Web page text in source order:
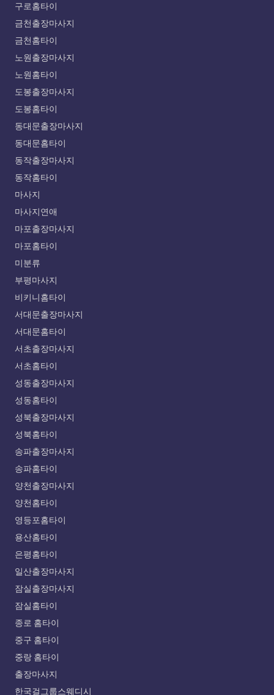
구로홈타이
금천출장마사지
금천홈타이
노원출장마사지
노원홈타이
도봉출장마사지
도봉홈타이
동대문출장마사지
동대문홈타이
동작출장마사지
동작홈타이
마사지
마사지연애
마포출장마사지
마포홈타이
미분류
부평마사지
비키니홈타이
서대문출장마사지
서대문홈타이
서초출장마사지
서초홈타이
성동출장마사지
성동홈타이
성북출장마사지
성북홈타이
송파출장마사지
송파홈타이
양천출장마사지
양천홈타이
영등포홈타이
용산홈타이
은평홈타이
일산출장마사지
잠실출장마사지
잠실홈타이
종로 홈타이
중구 홈타이
중랑 홈타이
출장마사지
한국걸그룹스웨디시